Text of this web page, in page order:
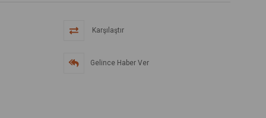
Karşılaştır
Gelince Haber Ver